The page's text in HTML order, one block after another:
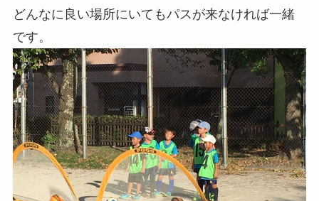
どんなに良い場所にいてもパスが来なければ一緒
です。